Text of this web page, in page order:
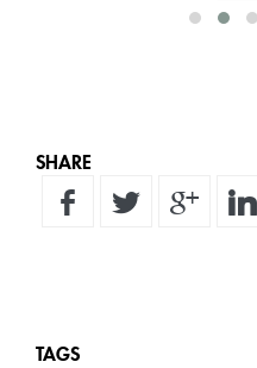
SHARE
TAGS